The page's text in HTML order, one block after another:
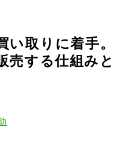
い取りに着手。
売する仕組みと